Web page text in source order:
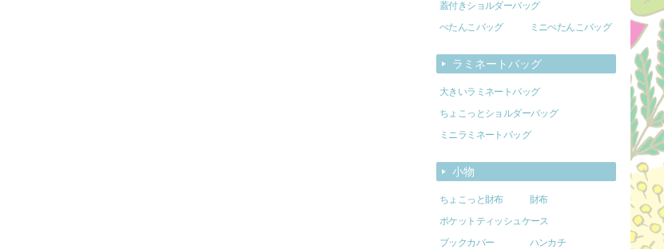
蓋付きショルダーバッグ
ぺたんこバッグ
ミニぺたんこバッグ
ラミネートバッグ
大きいラミネートバッグ
ちょこっとショルダーバッグ
ミニラミネートバッグ
小物
ちょこっと財布
財布
ポケットティッシュケース
ブックカバー
ハンカチ